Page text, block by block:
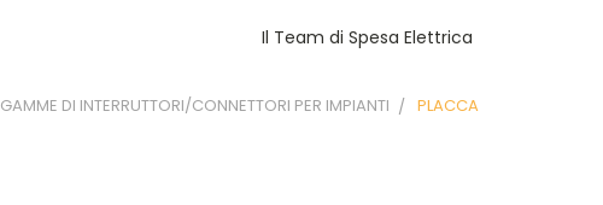
Il Team di Spesa Elettrica
GAMME DI INTERRUTTORI/CONNETTORI PER IMPIANTI PLACCA